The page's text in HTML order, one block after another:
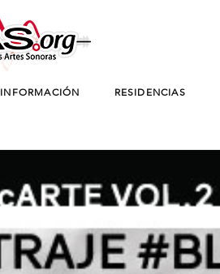
INFORMACIÓN RESIDENCIAS